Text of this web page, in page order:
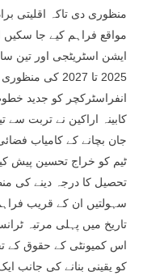
منظوری دی تاکہ اقلیتی
مواقع فراہم کیے جا سکیں
ایشن اسٹریٹجی اور تین
2025 تا
انفراسٹرکچر کو جدید
کابینہ اراکین نے تربت
جان بچانے کے کامیاب
ٹیم کو خراج تحسین پیش
تحصیل کا درجہ دینے کی
سہولتیں ان کے قریب
تاریخ میں پہلی مرتبہ
اس کمیونٹی کے حقوق
کو یقینی بنانے کی جانب